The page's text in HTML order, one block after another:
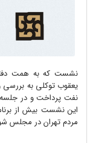
نشست که به همت دفتر
یعقوب توکلی به
نفت پرداخت و در جلسه
این نشست بیش از برنامه
مردم تهران در مجلس